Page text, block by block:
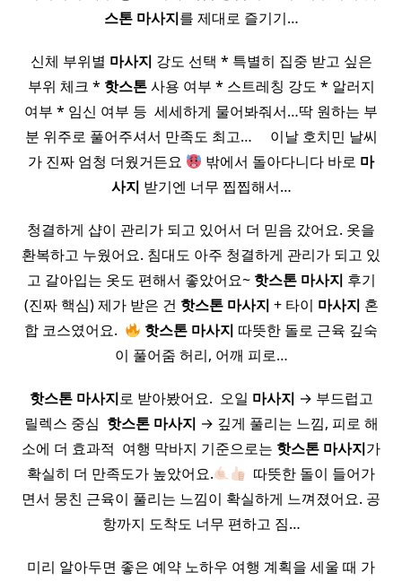
스톤 마사지를 제대로 즐기기…
신체 부위별 마사지 강도 선택 * 특별히 집중 받고 싶은
부위 체크 * 핫스톤사용 여부 * 스트레칭 강도 * 알러지
여부 * 임신 여부 등 ​ 세세하게 물어봐줘서…딱 원하는 부
분 위주로 풀어주셔서 만족도 최고… ​ ​ ​ ​ 이날 호치민 날씨
가 진짜 엄청 더웠거든요
밖에서 돌아다니다 바로 마
사지 받기엔 너무 찝찝해서…
청결하게 샵이 관리가 되고 있어서 더 믿음 갔어요. 옷을
환복하고 누웠어요. 침대도 아주 청결하게 관리가 되고 있
고 갈아입는 옷도 편해서 좋았어요~ 핫스톤 마사지 후기
(진짜 핵심) 제가 받은 건 핫스톤 마사지 + 타이 마사지 혼
합 코스였어요. ​
핫스톤 마사지 따뜻한 돌로 근육 깊숙
이 풀어줌 허리, 어깨 피로…
핫스톤 마사지로 받아봤어요. ​ 오일 마사지 → 부드럽고
릴렉스 중심 ​ 핫스톤 마사지 → 깊게 풀리는 느낌, 피로 해
소에 더 효과적 ​ 여행 막바지 기준으로는 핫스톤 마사지가
확실히 더 만족도가 높았어요.
​ 따뜻한 돌이 들어가
면서 뭉친 근육이 풀리는 느낌이 확실하게 느껴졌어요. 공
항까지 도착도 너무 편하고 짐…
미리 알아두면 좋은 예약 노하우 여행 계획을 세울 때 가